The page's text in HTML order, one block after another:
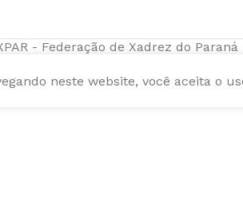
- Federação de Xadrez do Paraná
neste website, você aceita o